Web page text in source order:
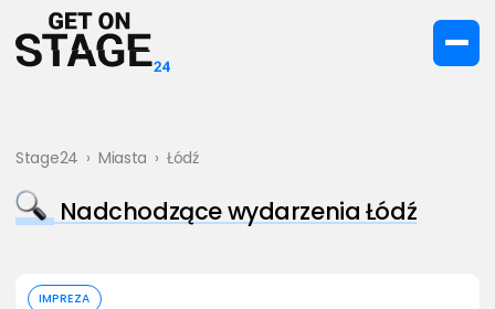
Stage24 › Miasta › Łódź
Nadchodzące wydarzenia Łódź
IMPREZA